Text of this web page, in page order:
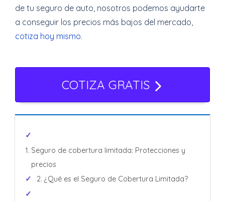
de tu seguro de auto, nosotros podemos ayudarte
a conseguir los precios más bajos del mercado,
cotiza hoy mismo.
COTIZA GRATIS
Seguro de cobertura limitada: Protecciones y
precios
¿Qué es el Seguro de Cobertura Limitada?